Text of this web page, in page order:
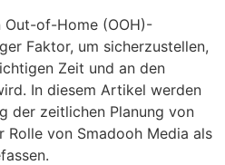
Out-of-Home (OOH)-
Faktor, um sicherzustellen,
Zeit und an den
In diesem Artikel werden
der zeitlichen Planung von
Rolle von Smadooh Media als